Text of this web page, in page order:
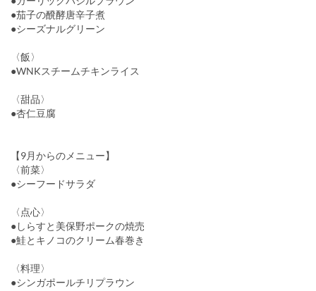
●茄子の醗酵唐辛子煮
●シーズナルグリーン
〈飯〉
●WNKスチームチキンライス
〈甜品〉
●杏仁豆腐
【9月からのメニュー】
〈前菜〉
●シーフードサラダ
〈点心〉
●しらすと美保野ポークの焼売
●鮭とキノコのクリーム春巻き
〈料理〉
●シンガポールチリプラウン